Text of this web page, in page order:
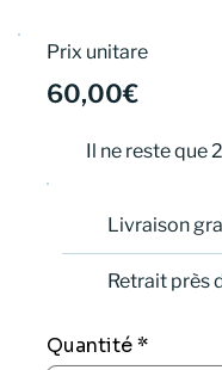
Prix unitare
60,00€
Il ne reste que
Livraison
Retrait près
Quantité